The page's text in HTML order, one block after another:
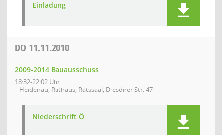
Einladung
DO 11.11.2010
2009-2014 Bauausschuss
18:32-22:02 Uhr
Heidenau, Rathaus, Ratssaal, Dresdner Str. 47
Niederschrift Ö